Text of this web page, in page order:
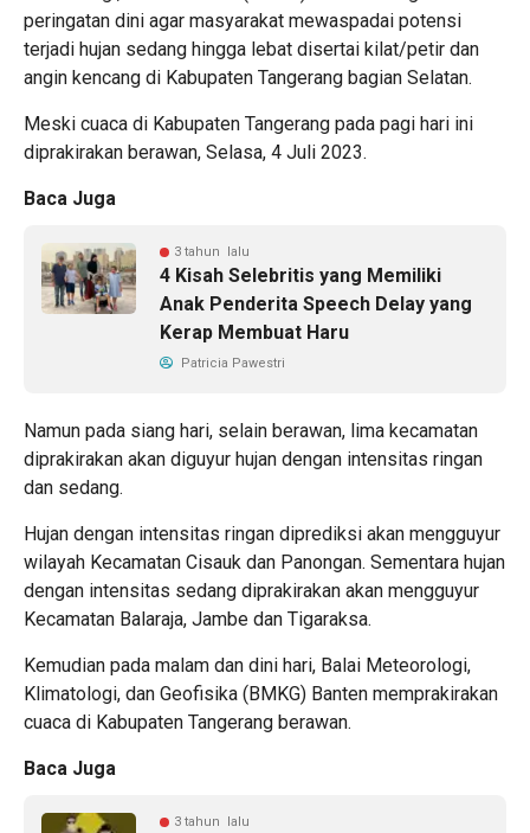
peringatan dini agar masyarakat mewaspadai potensi
terjadi hujan sedang hingga lebat disertai kilat/petir dan
angin kencang di Kabupaten Tangerang bagian Selatan.
Meski cuaca di Kabupaten Tangerang pada pagi hari ini
diprakirakan berawan, Selasa, 4 Juli 2023.
Baca Juga
3 tahun lalu
4 Kisah Selebritis yang Memiliki
Anak Penderita Speech Delay yang
Kerap Membuat Haru
Patricia Pawestri
Namun pada siang hari, selain berawan, lima kecamatan
diprakirakan akan diguyur hujan dengan intensitas ringan
dan sedang.
Hujan dengan intensitas ringan diprediksi akan mengguyur
wilayah Kecamatan Cisauk dan Panongan. Sementara hujan
dengan intensitas sedang diprakirakan akan mengguyur
Kecamatan Balaraja, Jambe dan Tigaraksa.
Kemudian pada malam dan dini hari, Balai Meteorologi,
Klimatologi, dan Geofisika (BMKG) Banten memprakirakan
cuaca di Kabupaten Tangerang berawan.
Baca Juga
3 tahun lalu